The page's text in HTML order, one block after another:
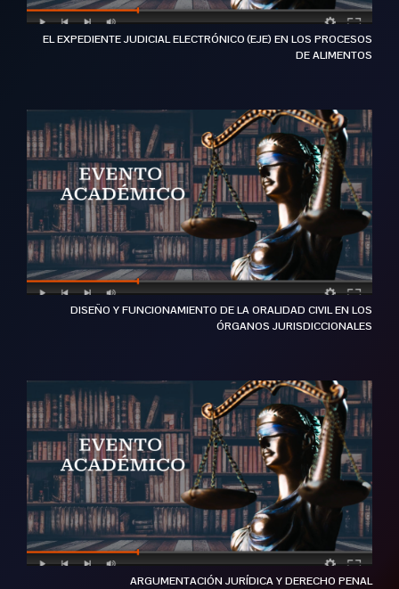
EL EXPEDIENTE JUDICIAL ELECTRÓNICO (EJE) EN LOS PROCESOS
DE ALIMENTOS
DISEÑO Y FUNCIONAMIENTO DE LA ORALIDAD CIVIL EN LOS
ÓRGANOS JURISDICCIONALES
ARGUMENTACIÓN JURÍDICA Y DERECHO PENAL